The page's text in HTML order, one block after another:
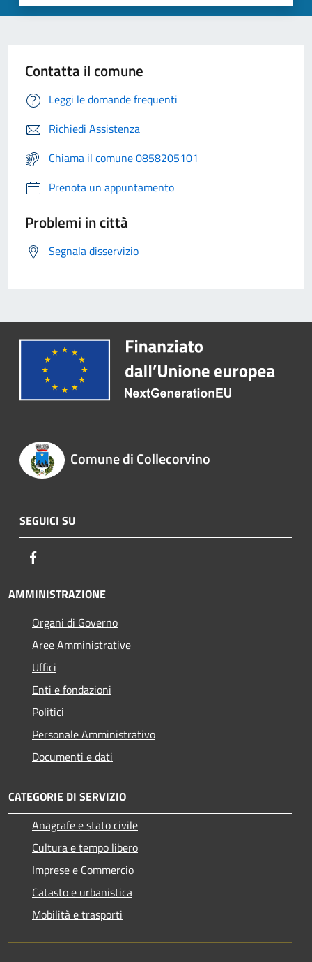
Contatta il comune
Leggi le domande frequenti
Richiedi Assistenza
Chiama il comune 0858205101
Prenota un appuntamento
Problemi in città
Segnala disservizio
Comune di Collecorvino
SEGUICI SU
AMMINISTRAZIONE
Organi di Governo
Aree Amministrative
Uffici
Enti e fondazioni
Politici
Personale Amministrativo
Documenti e dati
CATEGORIE DI SERVIZIO
Anagrafe e stato civile
Cultura e tempo libero
Imprese e Commercio
Catasto e urbanistica
Mobilità e trasporti